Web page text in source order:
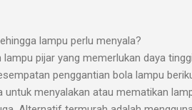
lampu perlu menyala?
pijar yang memerlukan daya
penggantian bola lampu
menyalakan atau mematikan